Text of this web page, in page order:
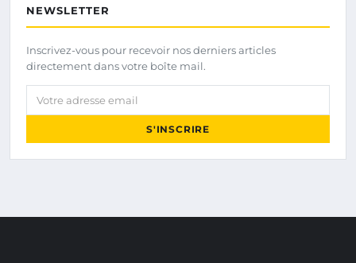
NEWSLETTER
Inscrivez-vous pour recevoir nos derniers articles
directement dans votre boîte mail.
Votre adresse email
S'INSCRIRE